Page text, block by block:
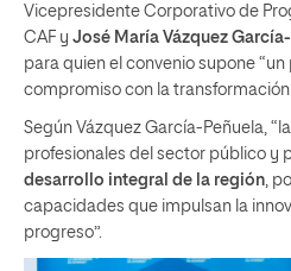
Vicepresidente Corporativo de
CAF y José María Vázquez
para quien el convenio supone
compromiso con la
Según Vázquez García-Peñuela,
profesionales del sector público y
desarrollo integral de la región ,
capacidades que impulsan la
progreso”.